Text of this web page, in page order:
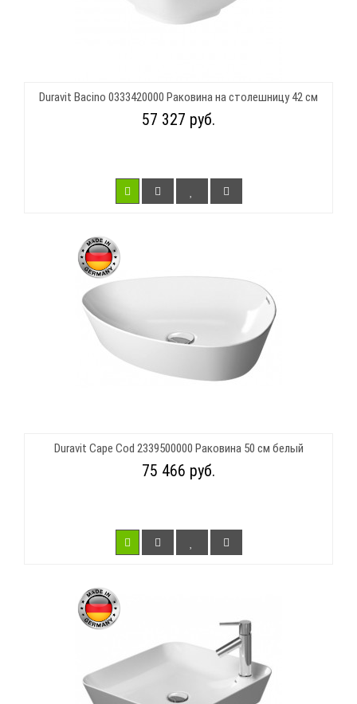
Duravit Bacino 0333420000 Раковина на столешницу 42 см
57 327 руб.
Duravit Cape Cod 2339500000 Раковина 50 см белый
75 466 руб.